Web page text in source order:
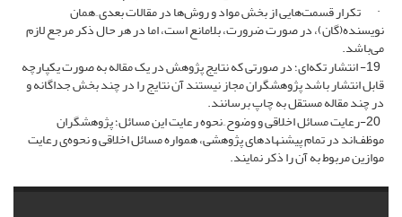
· تکرار قسمت‌هایی از بخش مواد و روش‌ها در مقالات بعدی ِ همان
نویسنده(گان)، در صورت ضرورت، بلامانع است، اما در هر حال ذکر مرجع لازم
می‌باشد.
19- انتشار تکه‌ای؛ در صورتی که نتایج پژوهش در یک مقاله به صورت یکپارچه
قابل انتشار باشد پژوهشگران مجاز نیستند آن نتایج را در چند بخش جداگانه و
در چند مقاله مستقل به چاپ برسانند.
20-رعایت مسائل اخلاقی و وضوح ِ نحوه رعایت این مسائل؛ پژوهشگران
موظف‌اند در تمام پیشنهادهای پژوهشی، همواره مسائل اخلاقی و نحوه‌ی رعایت
موازین مربوط به آن را ذکر نمایند.